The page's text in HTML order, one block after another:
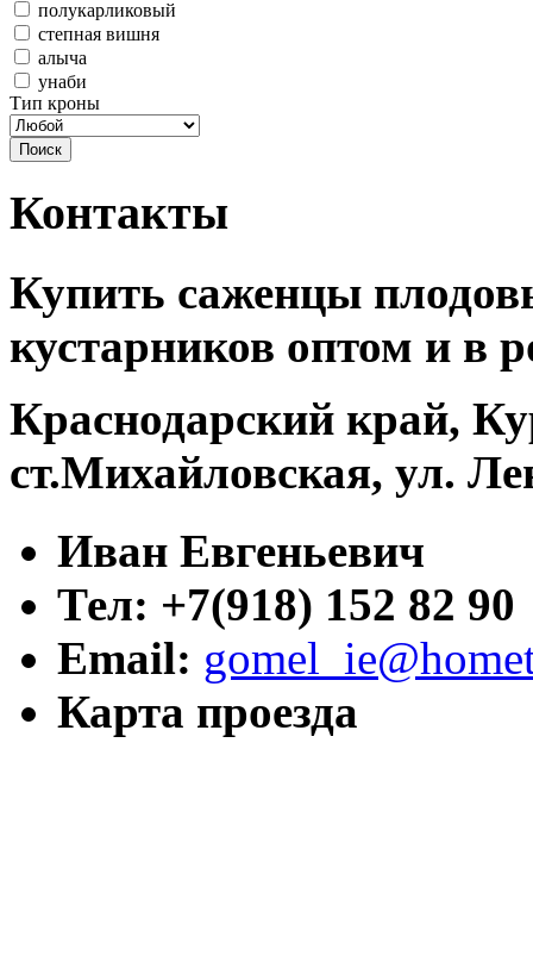
полукарликовый
степная вишня
алыча
унаби
Тип кроны
Контакты
Купить саженцы
кустарников оптом и в
Краснодарский край,
ст.Михайловская, ул.
Иван Евгеньевич
Тел: +7(918) 152 82 90
Email:
Карта проезда